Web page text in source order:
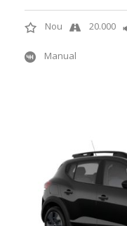
Nou 20.000
Manual